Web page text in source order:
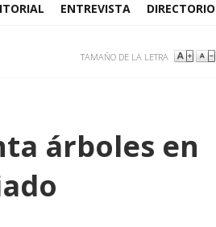
ENTREVISTA DIRECTORIO
TAMAÑO DE LA LETRA
árboles en